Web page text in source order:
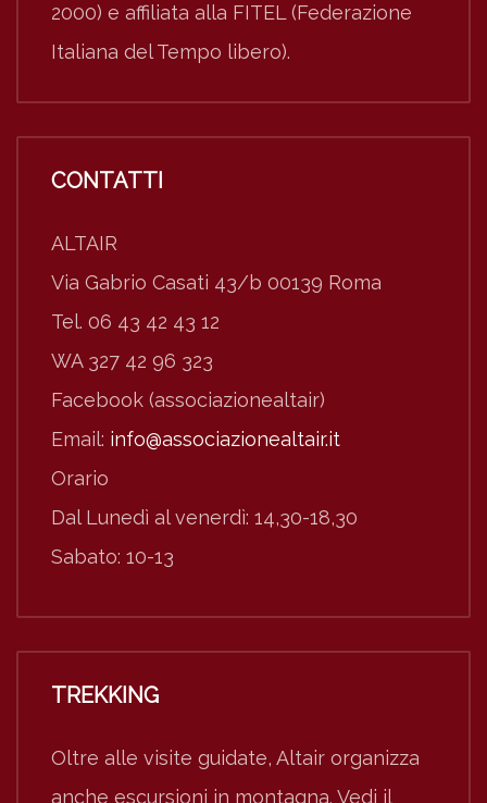
2000) e affiliata alla FITEL (Federazione
Italiana del Tempo libero).
CONTATTI
ALTAIR
Via Gabrio Casati 43/b 00139 Roma
Tel. 06 43 42 43 12
WA 327 42 96 323
Facebook (associazionealtair)
Email: info@associazionealtair.it
Orario
Dal Lunedì al venerdì: 14,30-18,30
Sabato: 10-13
TREKKING
Oltre alle visite guidate, Altair organizza
anche escursioni in montagna. Vedi il